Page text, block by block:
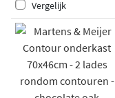
Vergelijk